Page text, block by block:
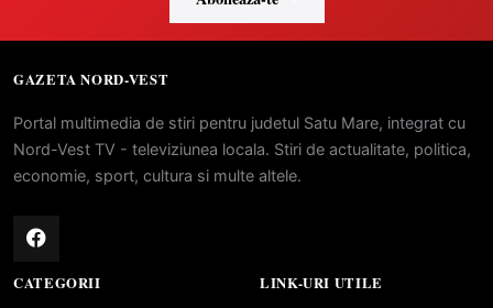
GAZETA NORD-VEST
Portal multimedia de stiri pentru judetul Satu Mare, integrat cu
Nord-Vest TV - televiziunea locala. Stiri de actualitate, politica,
economie, sport, cultura si multe altele.
CATEGORII LINK-URI UTILE